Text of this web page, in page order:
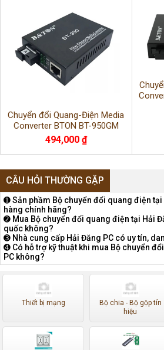
Chuyển đổi Quang-Điện Media
Converter BTON BT-950GM
494,000 ₫
CÂU HỎI THƯỜNG GẶP
➊ Sản phầm Bộ chuyển đổi quang điện tại
hàng chính hãng?
➋ Mua Bộ chuyển đổi quang điện tại Hải
quốc không?
➌ Nhà cung cấp Hải Đăng PC có uy tín,
➍ Có hỗ trợ kỹ thuật khi mua Bộ chuyển
PC không?
Thiết bị mạng
Bộ chia - Bộ gộp tín
hiệu